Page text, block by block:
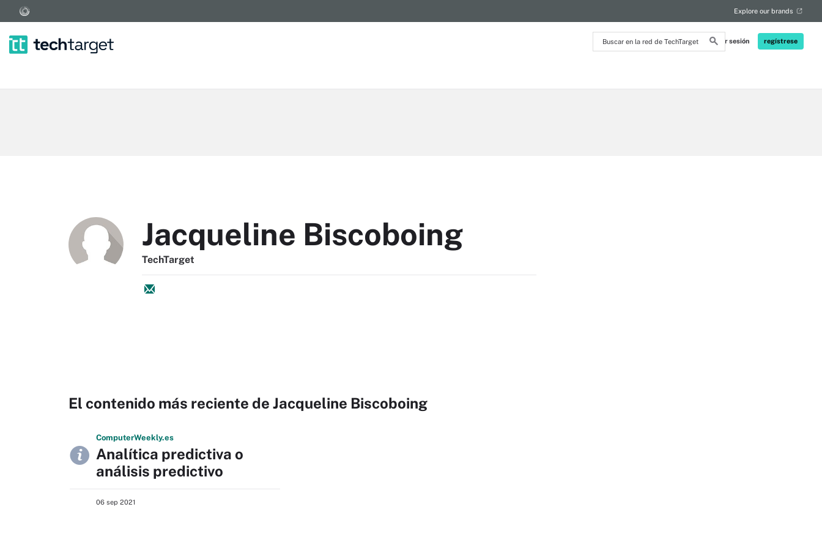
Buscar
en
TechTarget
Iniciar sesión regístrese
Explore our brands
Jacqueline Biscoboing
TechTarget
El contenido más reciente de Jacqueline Biscoboing
ComputerWeekly.es
Analítica predictiva o
análisis predictivo
06 sep 2021